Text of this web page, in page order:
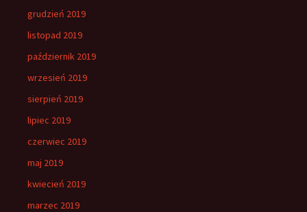
grudzień 2019
listopad 2019
październik 2019
wrzesień 2019
sierpień 2019
lipiec 2019
czerwiec 2019
maj 2019
kwiecień 2019
marzec 2019